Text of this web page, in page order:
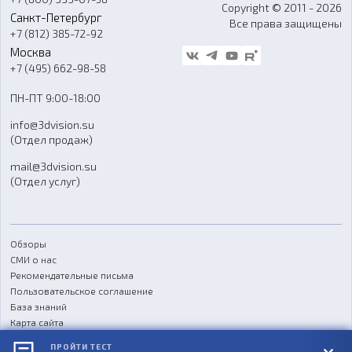
Контакты
Гос. закупки
Стать дилером
Блог
FAQ
Санкт-Петербург
+7 (812) 385-72-92
Москва
+7 (495) 662-98-58
ПН-ПТ 9:00-18:00
info@3dvision.su
(Отдел продаж)
mail@3dvision.su
(Отдел услуг)
Copyright © 2011 - 2026
Все права защищены
Обзоры
СМИ о нас
Рекомендательные письма
Пользовательское соглашение
База знаний
Карта сайта
ПРОЙТИ ТЕСТ